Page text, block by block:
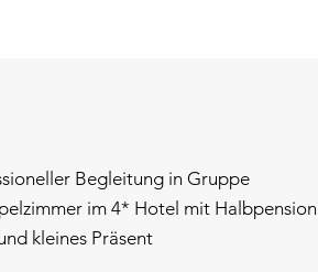
Begleitung in Gruppe
im 4* Hotel mit Halbpension
kleines Präsent